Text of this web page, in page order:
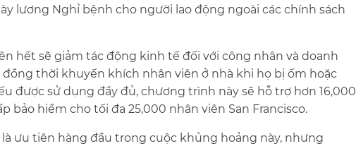
lương Nghỉ bệnh cho người lao động ngoài các chính sách
hết sẽ giảm tác động kinh tế đối với công nhân và doanh
đồng thời khuyến khích nhân viên ở nhà khi họ bị ốm hoặc
được sử dụng đầy đủ, chương trình này sẽ hỗ trợ hơn 16,000
bảo hiểm cho tối đa 25,000 nhân viên San Francisco.​​
ưu tiên hàng đầu trong cuộc khủng hoảng này, nhưng